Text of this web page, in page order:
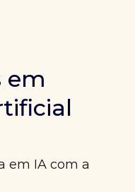
em
em IA com a